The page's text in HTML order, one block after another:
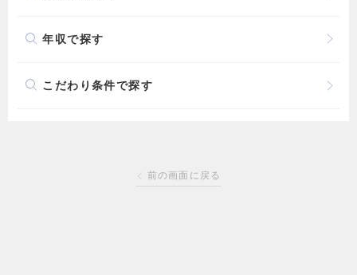
年収で探す
こだわり条件で探す
前の画面に戻る